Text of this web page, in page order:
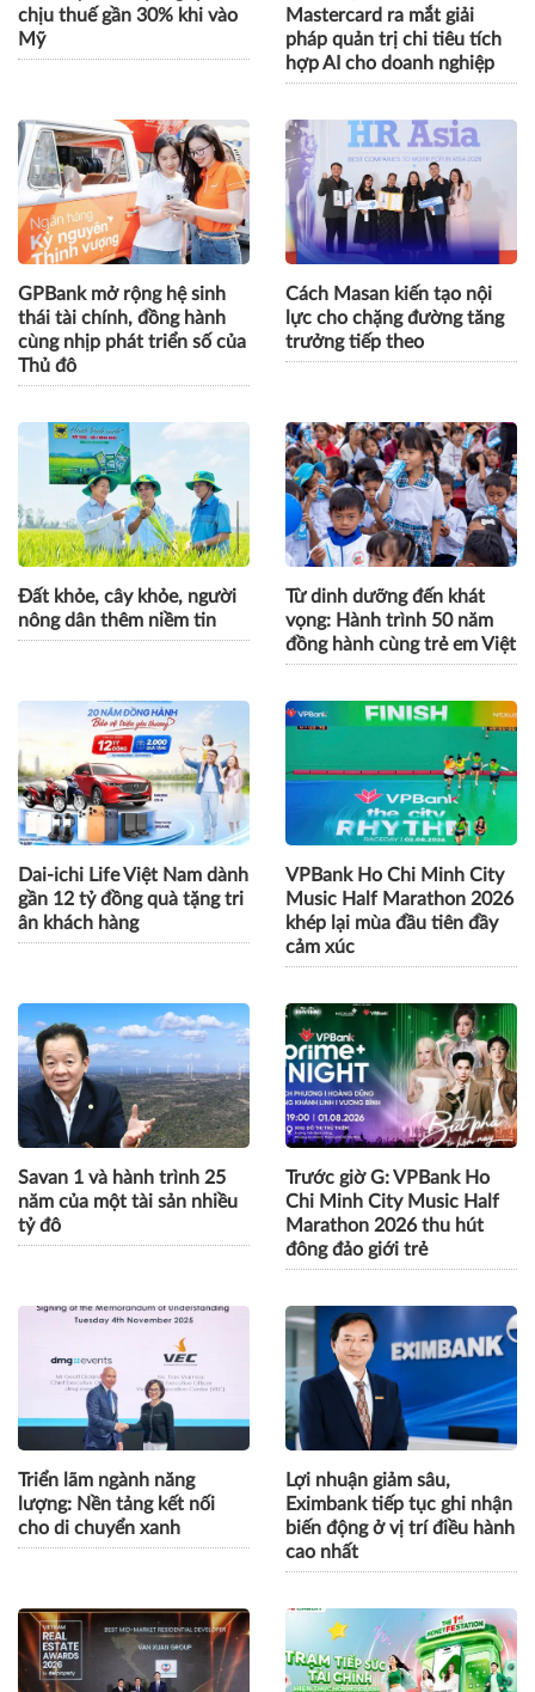
chịu thuế gần 30% khi vào
Mỹ
Mastercard ra mắt giải
pháp quản trị chi tiêu tích
hợp AI cho doanh nghiệp
GPBank mở rộng hệ sinh
thái tài chính, đồng hành
cùng nhịp phát triển số của
Thủ đô
Cách Masan kiến tạo nội
lực cho chặng đường tăng
trưởng tiếp theo
Đất khỏe, cây khỏe, người
nông dân thêm niềm tin
Từ dinh dưỡng đến khát
vọng: Hành trình 50 năm
đồng hành cùng trẻ em Việt
Dai-ichi Life Việt Nam dành
gần 12 tỷ đồng quà tặng tri
ân khách hàng
VPBank Ho Chi Minh City
Music Half Marathon 2026
khép lại mùa đầu tiên đầy
cảm xúc
Savan 1 và hành trình 25
năm của một tài sản nhiều
tỷ đô
Trước giờ G: VPBank Ho
Chi Minh City Music Half
Marathon 2026 thu hút
đông đảo giới trẻ
Triển lãm ngành năng
lượng: Nền tảng kết nối
cho di chuyển xanh
Lợi nhuận giảm sâu,
Eximbank tiếp tục ghi nhận
biến động ở vị trí điều hành
cao nhất